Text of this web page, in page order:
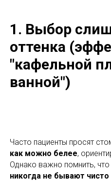
1. Выбор
оттенка
"кафельной
ванной")
Часто пациенты просят
как можно белее,
Однако важно помнить, что
никогда не бывают